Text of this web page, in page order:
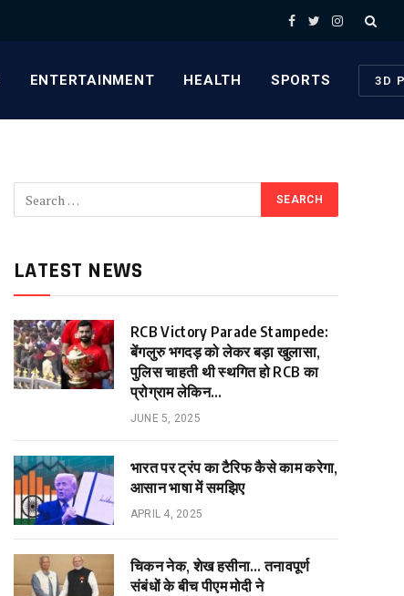
Facebook
TwitterInstagram
ENTERTAINMENT HEALTH SPORTS 3D
LATEST NEWS
RCB Victory Parade Stampede:
बेंगलुरु भगदड़ को लेकर बड़ा खुलासा,
पुलिस चाहती थी स्थगित हो RCB का
प्रोग्राम लेकिन…
JUNE 5, 2025
भारत पर ट्रंप का टैरिफ कैसे काम करेगा,
आसान भाषा में समझिए
APRIL 4, 2025
चिकन नेक, शेख हसीना… तनावपूर्ण
संबंधों के बीच पीएम मोदी ने